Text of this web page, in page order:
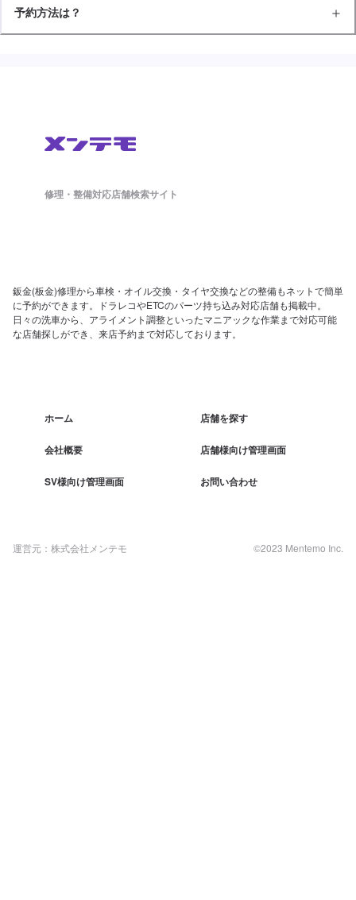
予約方法は？
修理・整備対応店舗検索サイト
鈑金(板金)修理から車検・オイル交換・タイヤ交換などの整備もネットで簡単
に予約ができます。ドラレコやETCのパーツ持ち込み対応店舗も掲載中。
日々の洗車から、アライメント調整といったマニアックな作業まで対応可能
な店舗探しができ、来店予約まで対応しております。
ホーム 店舗を探す
会社概要 店舗様向け管理画面
SV様向け管理画面 お問い合わせ
運営元：株式会社メンテモ ©2023 Mentemo Inc.